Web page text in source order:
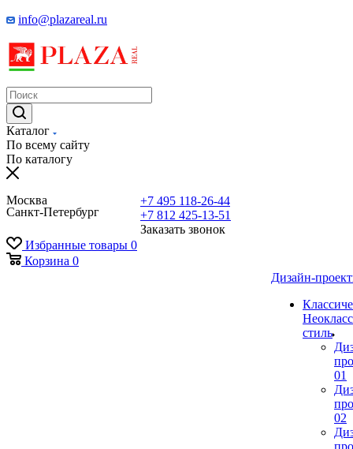
info@plazareal.ru
Каталог
По всему сайту
По каталогу
Москва
Санкт-Петербург
+7 495 118-26-44
+7 812 425-13-51
Заказать звонок
Избранные товары 0
Корзина 0
Дизайн-
стиль
01
02